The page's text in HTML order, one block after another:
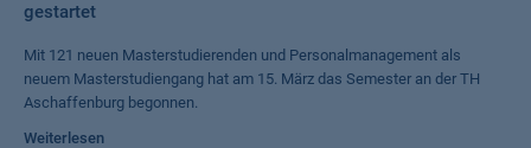
gestartet
Mit 121 neuen Masterstudierenden und Personalmanagement als
neuem Masterstudiengang hat am 15. März das Semester an der TH
Aschaffenburg begonnen.
Weiterlesen